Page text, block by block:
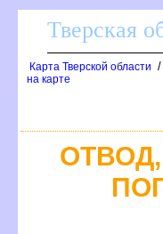
Тверская
Карта Тверской области /
на карте